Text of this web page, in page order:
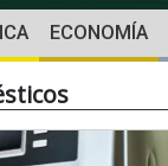
ECONOMÍA